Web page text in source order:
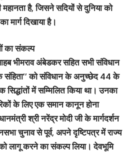
है, जिसने सदियों से दुनिया को
मार्ग दिखाया है।
का संकल्प
भीमराव अंबेडकर सहित सभी संविधान
संहिता’’ को संविधान के अनुच्छेद 44 के
सिद्धांतों में सम्मिलित किया था। उनका
के लिए एक समान कानून होना
श्री नरेंद्र मोदी जी के मार्गदर्शन
चुनाव से पूर्व, अपने दृष्टिपत्र में राज्य
लागू करने का संकल्प लिया। देवभूमि